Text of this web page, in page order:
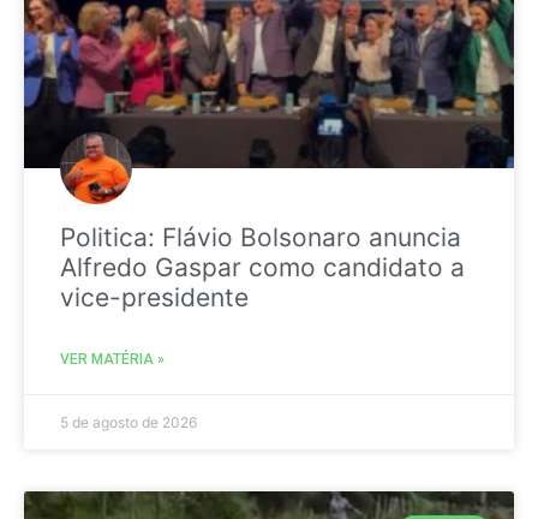
Politica: Flávio Bolsonaro anuncia
Alfredo Gaspar como candidato a
vice-presidente
VER MATÉRIA »
5 de agosto de 2026